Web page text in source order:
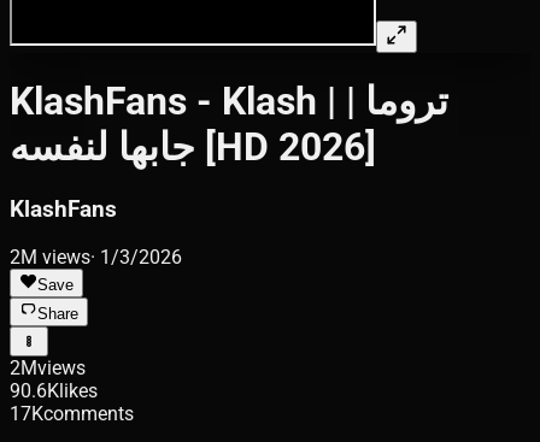
KlashFans - Klash | تروما |
جابها لنفسه [HD 2026]
KlashFans
2M views· 1/3/2026
Save
Share
2Mviews
90.6Klikes
17Kcomments